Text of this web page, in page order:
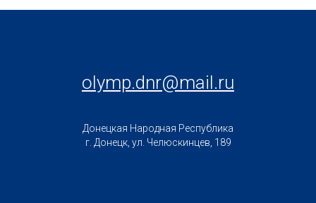
olymp.dnr@mail.ru
Донецкая Народная Республика
г. Донецк, ул. Челюскинцев, 189